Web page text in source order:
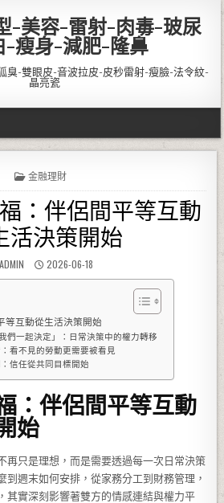
-美容-雷射-肉毒-玻尿
-瘦身-減肥-隆鼻
臭-雙眼皮-音波拉皮-皮秒雷射-瘦臉-法令紋-
晶亮瓷
POSTED IN
金融理財
：伴侶間平等互動
活決策開始
AUTHOR:
ADMIN PUBLISHED DATE:
2026-06-18
等互動從生活決策開始
們一起決定」：日常決策中的權力轉移
看不見的勞動更需要被看見
信任從共同目標開始
：伴侶間平等互動
始
再只是理想，而是需要透過每一次日常決策
到週末如何安排，從家務分工到財務管理，
其實深刻影響著雙方的情感連結與權力平